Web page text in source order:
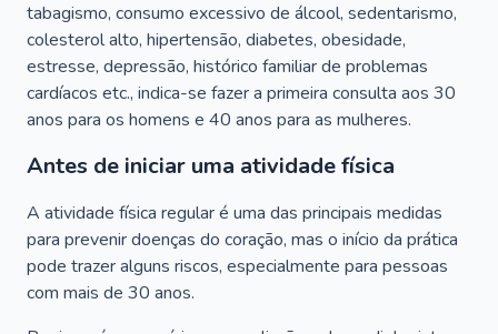
tabagismo, consumo excessivo de álcool, sedentarismo,
colesterol alto, hipertensão, diabetes, obesidade,
estresse, depressão, histórico familiar de problemas
cardíacos etc., indica-se fazer a primeira consulta aos 30
anos para os homens e 40 anos para as mulheres.
Antes de iniciar uma atividade física
A atividade física regular é uma das principais medidas
para prevenir doenças do coração, mas o início da prática
pode trazer alguns riscos, especialmente para pessoas
com mais de 30 anos.